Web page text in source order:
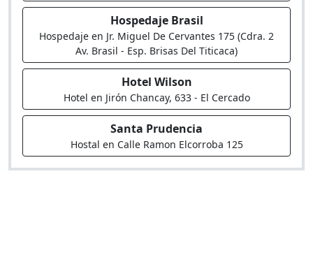
Hospedaje Brasil
Hospedaje en Jr. Miguel De Cervantes 175 (Cdra. 2
Av. Brasil - Esp. Brisas Del Titicaca)
Hotel Wilson
Hotel en Jirón Chancay, 633 - El Cercado
Santa Prudencia
Hostal en Calle Ramon Elcorroba 125